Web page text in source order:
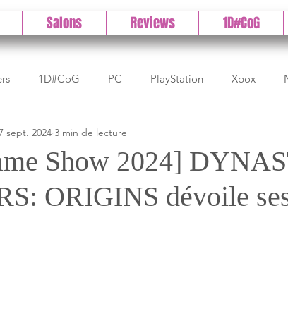
Salons Reviews 1D#CoG
1D#CoG PC PlayStation Xbox
Test indé DLC
Access Test 1DCoG Test Xbox Test
Show 2024]
ORIGINS dévoile
sept. 2024 3 min de lecture